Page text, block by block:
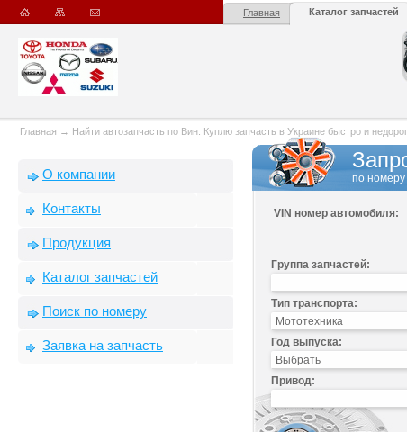
Главная Каталог запчастей
Главная → Найти автозапчасть по Вин. Куплю запчасть в Украине быстро и
О компании
Контакты
Продукция
Каталог запчастей
Поиск по номеру
Заявка на запчасть
по номеру
VIN номер автомобиля:
Группа запчастей:
Тип транспорта:
Год выпуска:
Привод: